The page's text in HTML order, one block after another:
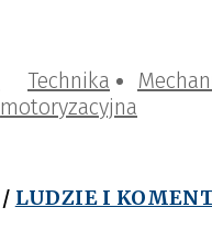
Technika
motoryzacyjna
/ LUDZIE I